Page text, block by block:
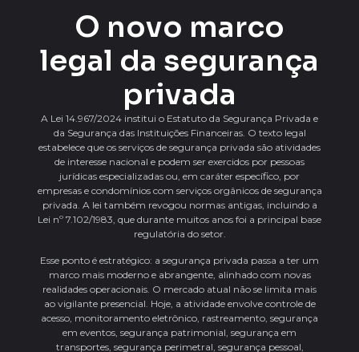
O novo marco
legal da segurança
privada
A Lei 14.967/2024 institui o Estatuto da Segurança Privada e
da Segurança das Instituições Financeiras. O texto legal
estabelece que os serviços de segurança privada são atividades
de interesse nacional e podem ser exercidos por pessoas
jurídicas especializadas ou, em caráter específico, por
empresas e condomínios com serviços orgânicos de segurança
privada. A lei também revogou normas antigas, incluindo a
Lei nº 7.102/1983, que durante muitos anos foi a principal base
regulatória do setor.
Esse ponto é estratégico: a segurança privada passa a ter um
marco mais moderno e abrangente, alinhado com novas
realidades operacionais. O mercado atual não se limita mais
ao vigilante presencial. Hoje, a atividade envolve controle de
acesso, monitoramento eletrônico, rastreamento, segurança
em eventos, segurança patrimonial, segurança em
transportes, segurança perimetral, segurança pessoal,